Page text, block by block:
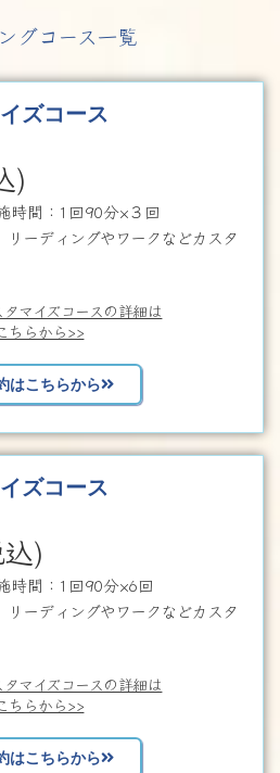
グコース一覧
ズコース
)
時間：1回90分×３回
リーディングやワークなどカスタ
マイズコースの詳細は
ちらから>>
はこちらから
ズコース
)
時間：1回90分×6回
リーディングやワークなどカスタ
マイズコースの詳細は
ちらから>>
はこちらから